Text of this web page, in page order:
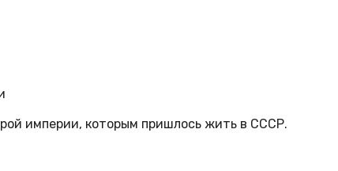
империи, которым пришлось жить в СССР.